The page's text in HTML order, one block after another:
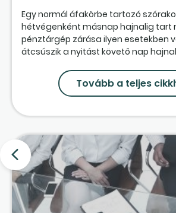
Egy normál áfakörbe tartozó
hétvégenként másnap hajnalig tart
pénztárgép zárása ilyen esetekben
átcsúszik a nyitást követő nap
Tovább a teljes